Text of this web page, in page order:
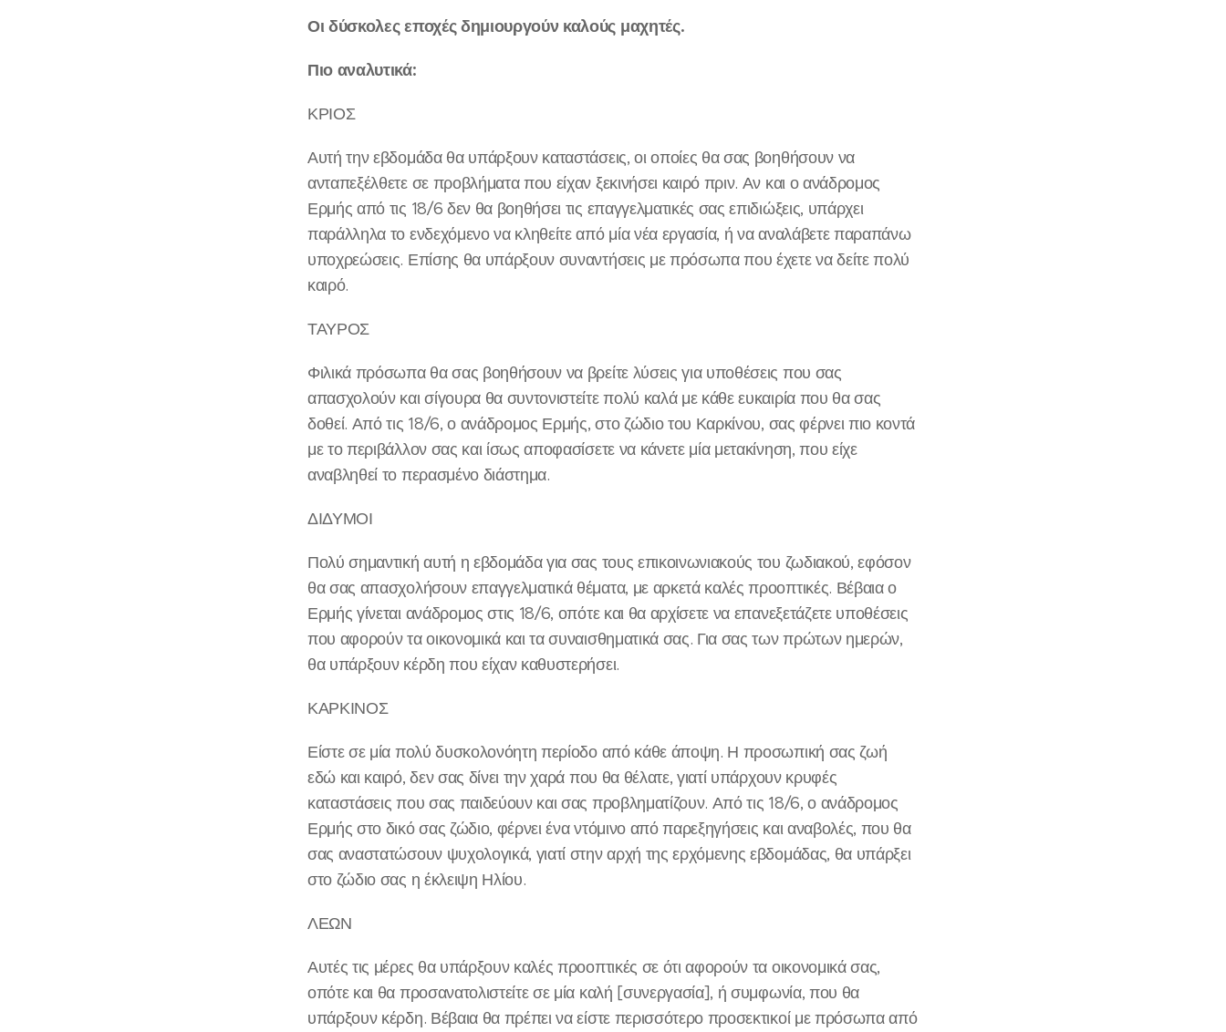
Οι δύσκολες εποχές δημιουργούν καλούς μαχητές.
Πιο αναλυτικά:
ΚΡΙΟΣ
Αυτή την εβδομάδα θα υπάρξουν καταστάσεις, οι οποίες θα σας βοηθήσουν να
ανταπεξέλθετε σε προβλήματα που είχαν ξεκινήσει καιρό πριν. Αν και ο ανάδρομος
Ερμής από τις 18/6 δεν θα βοηθήσει τις επαγγελματικές σας επιδιώξεις, υπάρχει
παράλληλα το ενδεχόμενο να κληθείτε από μία νέα εργασία, ή να αναλάβετε παραπάνω
υποχρεώσεις. Επίσης θα υπάρξουν συναντήσεις με πρόσωπα που έχετε να δείτε πολύ
καιρό.
ΤΑΥΡΟΣ
Φιλικά πρόσωπα θα σας βοηθήσουν να βρείτε λύσεις για υποθέσεις που σας
απασχολούν και σίγουρα θα συντονιστείτε πολύ καλά με κάθε ευκαιρία που θα σας
δοθεί. Από τις 18/6, ο ανάδρομος Ερμής, στο ζώδιο του Καρκίνου, σας φέρνει πιο κοντά
με το περιβάλλον σας και ίσως αποφασίσετε να κάνετε μία μετακίνηση, που είχε
αναβληθεί το περασμένο διάστημα.
ΔΙΔΥΜΟΙ
Πολύ σημαντική αυτή η εβδομάδα για σας τους επικοινωνιακούς του ζωδιακού, εφόσον
θα σας απασχολήσουν επαγγελματικά θέματα, με αρκετά καλές προοπτικές. Βέβαια ο
Ερμής γίνεται ανάδρομος στις 18/6, οπότε και θα αρχίσετε να επανεξετάζετε υποθέσεις
που αφορούν τα οικονομικά και τα συναισθηματικά σας. Για σας των πρώτων ημερών,
θα υπάρξουν κέρδη που είχαν καθυστερήσει.
ΚΑΡΚΙΝΟΣ
Είστε σε μία πολύ δυσκολονόητη περίοδο από κάθε άποψη. Η προσωπική σας ζωή
εδώ και καιρό, δεν σας δίνει την χαρά που θα θέλατε, γιατί υπάρχουν κρυφές
καταστάσεις που σας παιδεύουν και σας προβληματίζουν. Από τις 18/6, ο ανάδρομος
Ερμής στο δικό σας ζώδιο, φέρνει ένα ντόμινο από παρεξηγήσεις και αναβολές, που θα
σας αναστατώσουν ψυχολογικά, γιατί στην αρχή της ερχόμενης εβδομάδας, θα υπάρξει
στο ζώδιο σας η έκλειψη Ηλίου.
ΛΕΩΝ
Αυτές τις μέρες θα υπάρξουν καλές προοπτικές σε ότι αφορούν τα οικονομικά σας,
οπότε και θα προσανατολιστείτε σε μία καλή [συνεργασία], ή συμφωνία, που θα
υπάρξουν κέρδη. Βέβαια θα πρέπει να είστε περισσότερο προσεκτικοί με πρόσωπα από